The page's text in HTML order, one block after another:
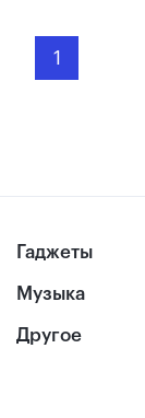
1
Гаджеты
Музыка
Другое